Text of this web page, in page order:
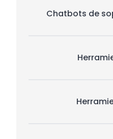
Chatbots de